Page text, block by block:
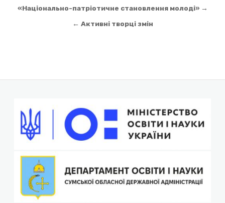
Навігація
«Національно-патріотичне становлення молоді» →
← Активні творці змін